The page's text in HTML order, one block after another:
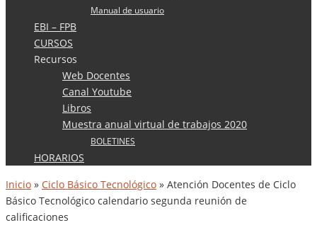
Manual de usuario
EBI – FPB
CURSOS
Recursos
Web Docentes
Canal Youtube
Libros
Muestra anual virtual de trabajos 2020
BOLETINES
HORARIOS
Inicio » Ciclo Básico Tecnológico » Atención Docentes de Ciclo
Básico Tecnológico calendario segunda reunión de
calificaciones